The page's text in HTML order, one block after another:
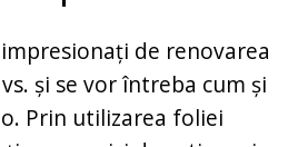
de renovarea
și se vor întreba cum și
Prin utilizarea foliei